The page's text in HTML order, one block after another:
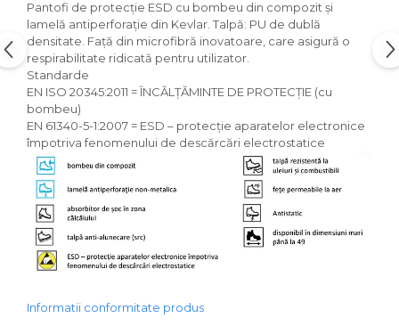
Pantofi de protecţie ESD cu bombeu din compozit și
lamelă antiperforaţie din Kevlar. Talpă: PU de dublă
densitate. Faţă din microfibră inovatoare, care asigură o
respirabilitate ridicată pentru utilizator.
Standarde
EN ISO 20345:2011 = ÎNCĂLŢĂMINTE DE PROTECŢIE (cu
bombeu)
EN 61340-5-1:2007 = ESD – protecţie aparatelor electronice
împotriva fenomenului de descărcări electrostatice
Informatii conformitate produs